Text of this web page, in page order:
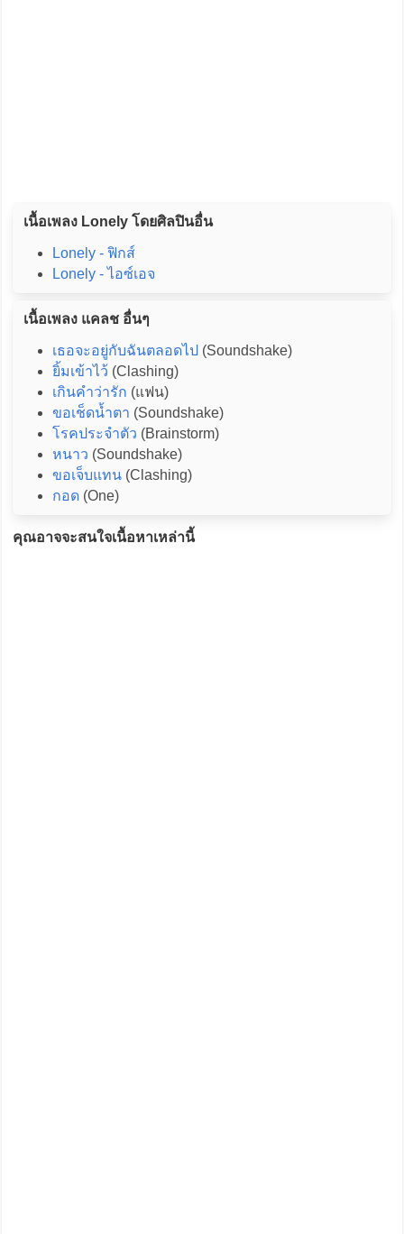
เนื้อเพลง Lonely โดยศิลปินอื่น
Lonely - ฟิกส์
Lonely - ไอซ์เอจ
เนื้อเพลง แคลช อื่นๆ
เธอจะอยู่กับฉันตลอดไป (Soundshake)
ยิ้มเข้าไว้ (Clashing)
เกินคำว่ารัก (แฟน)
ขอเช็ดน้ำตา (Soundshake)
โรคประจำตัว (Brainstorm)
หนาว (Soundshake)
ขอเจ็บแทน(Clashing)
กอด(One)
คุณอาจจะสนใจเนื้อหาเหล่านี้